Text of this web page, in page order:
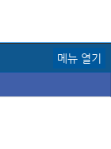
메뉴 열기